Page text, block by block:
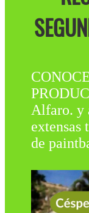
Alfaro. y
extensas
de